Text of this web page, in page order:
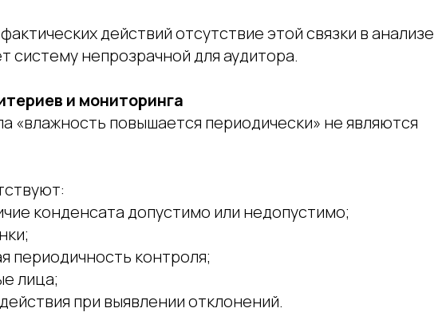
действий отсутствие этой связки в анализе
систему непрозрачной для аудитора.
и мониторинга
«влажность повышается периодически» не являются
конденсата допустимо или недопустимо;
периодичность контроля;
лица;
при выявлении отклонений.